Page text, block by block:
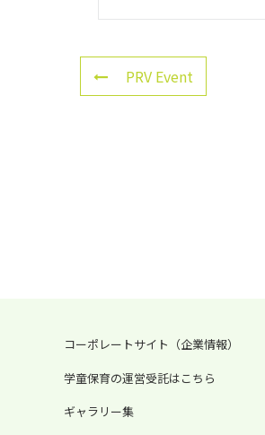
PRV Event
コーポレートサイト（企業情報）
学童保育の運営受託はこちら
ギャラリー集